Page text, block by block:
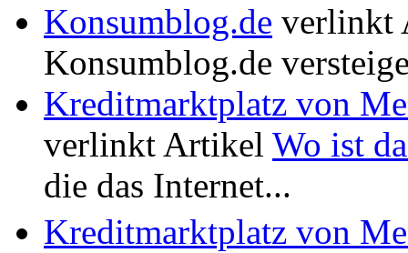
Konsumblog.de verlinkt
Konsumblog.de
Kreditmarktplatz von
verlinkt Artikel Wo ist
die das Internet...
Kreditmarktplatz von